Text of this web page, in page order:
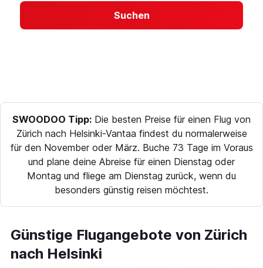
Suchen
SWOODOO Tipp: Die besten Preise für einen Flug von
Zürich nach Helsinki-Vantaa findest du normalerweise
für den November oder März. Buche 73 Tage im Voraus
und plane deine Abreise für einen Dienstag oder
Montag und fliege am Dienstag zurück, wenn du
besonders günstig reisen möchtest.
Günstige Flugangebote von Zürich
nach Helsinki